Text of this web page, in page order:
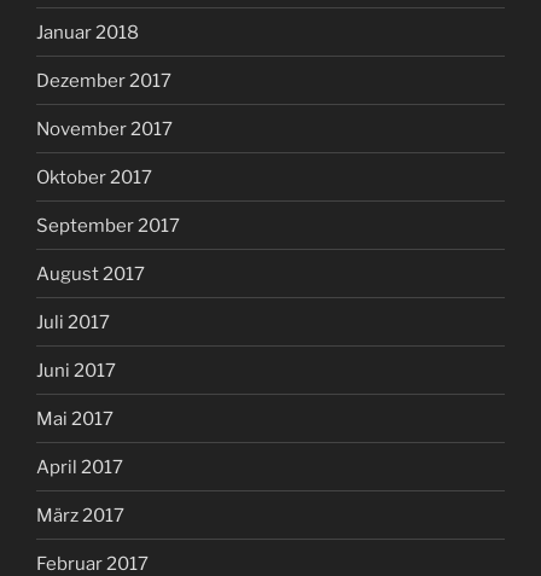
Januar 2018
Dezember 2017
November 2017
Oktober 2017
September 2017
August 2017
Juli 2017
Juni 2017
Mai 2017
April 2017
März 2017
Februar 2017